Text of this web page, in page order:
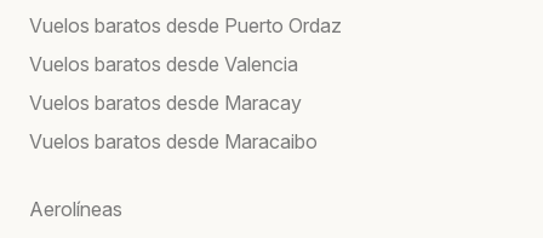
Vuelos baratos desde Puerto Ordaz
Vuelos baratos desde Valencia
Vuelos baratos desde Maracay
Vuelos baratos desde Maracaibo
Aerolíneas